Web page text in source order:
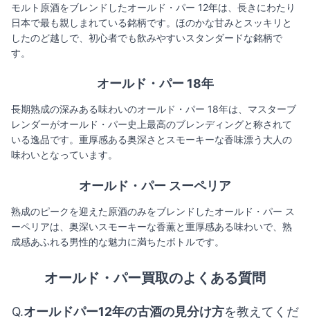
モルト原酒をブレンドしたオールド・パー 12年は、長きにわたり
日本で最も親しまれている銘柄です。ほのかな甘みとスッキリと
したのど越しで、初心者でも飲みやすいスタンダードな銘柄で
す。
オールド・パー 18年
長期熟成の深みある味わいのオールド・パー 18年は、マスターブ
レンダーがオールド・パー史上最高のブレンディングと称されて
いる逸品です。重厚感ある奥深さとスモーキーな香味漂う大人の
味わいとなっています。
オールド・パー スーペリア
熟成のピークを迎えた原酒のみをブレンドしたオールド・パー ス
ーペリアは、奥深いスモーキーな香薫と重厚感ある味わいで、熟
成感あふれる男性的な魅力に満ちたボトルです。
オールド・パー買取のよくある質問
Q.オールドパー12年の古酒の見分け方を教えてくだ